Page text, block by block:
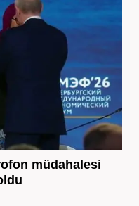
müdahalesi